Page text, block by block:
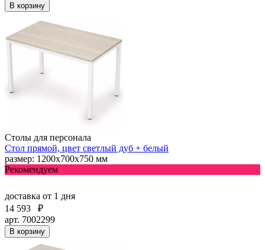
В корзину
Столы для персонала
Стол прямой, цвет светлый дуб + белый
размер: 1200х700х750 мм
Рекомендуем
доставка от 1 дня
14 593
₽
арт. 7002299
В корзину